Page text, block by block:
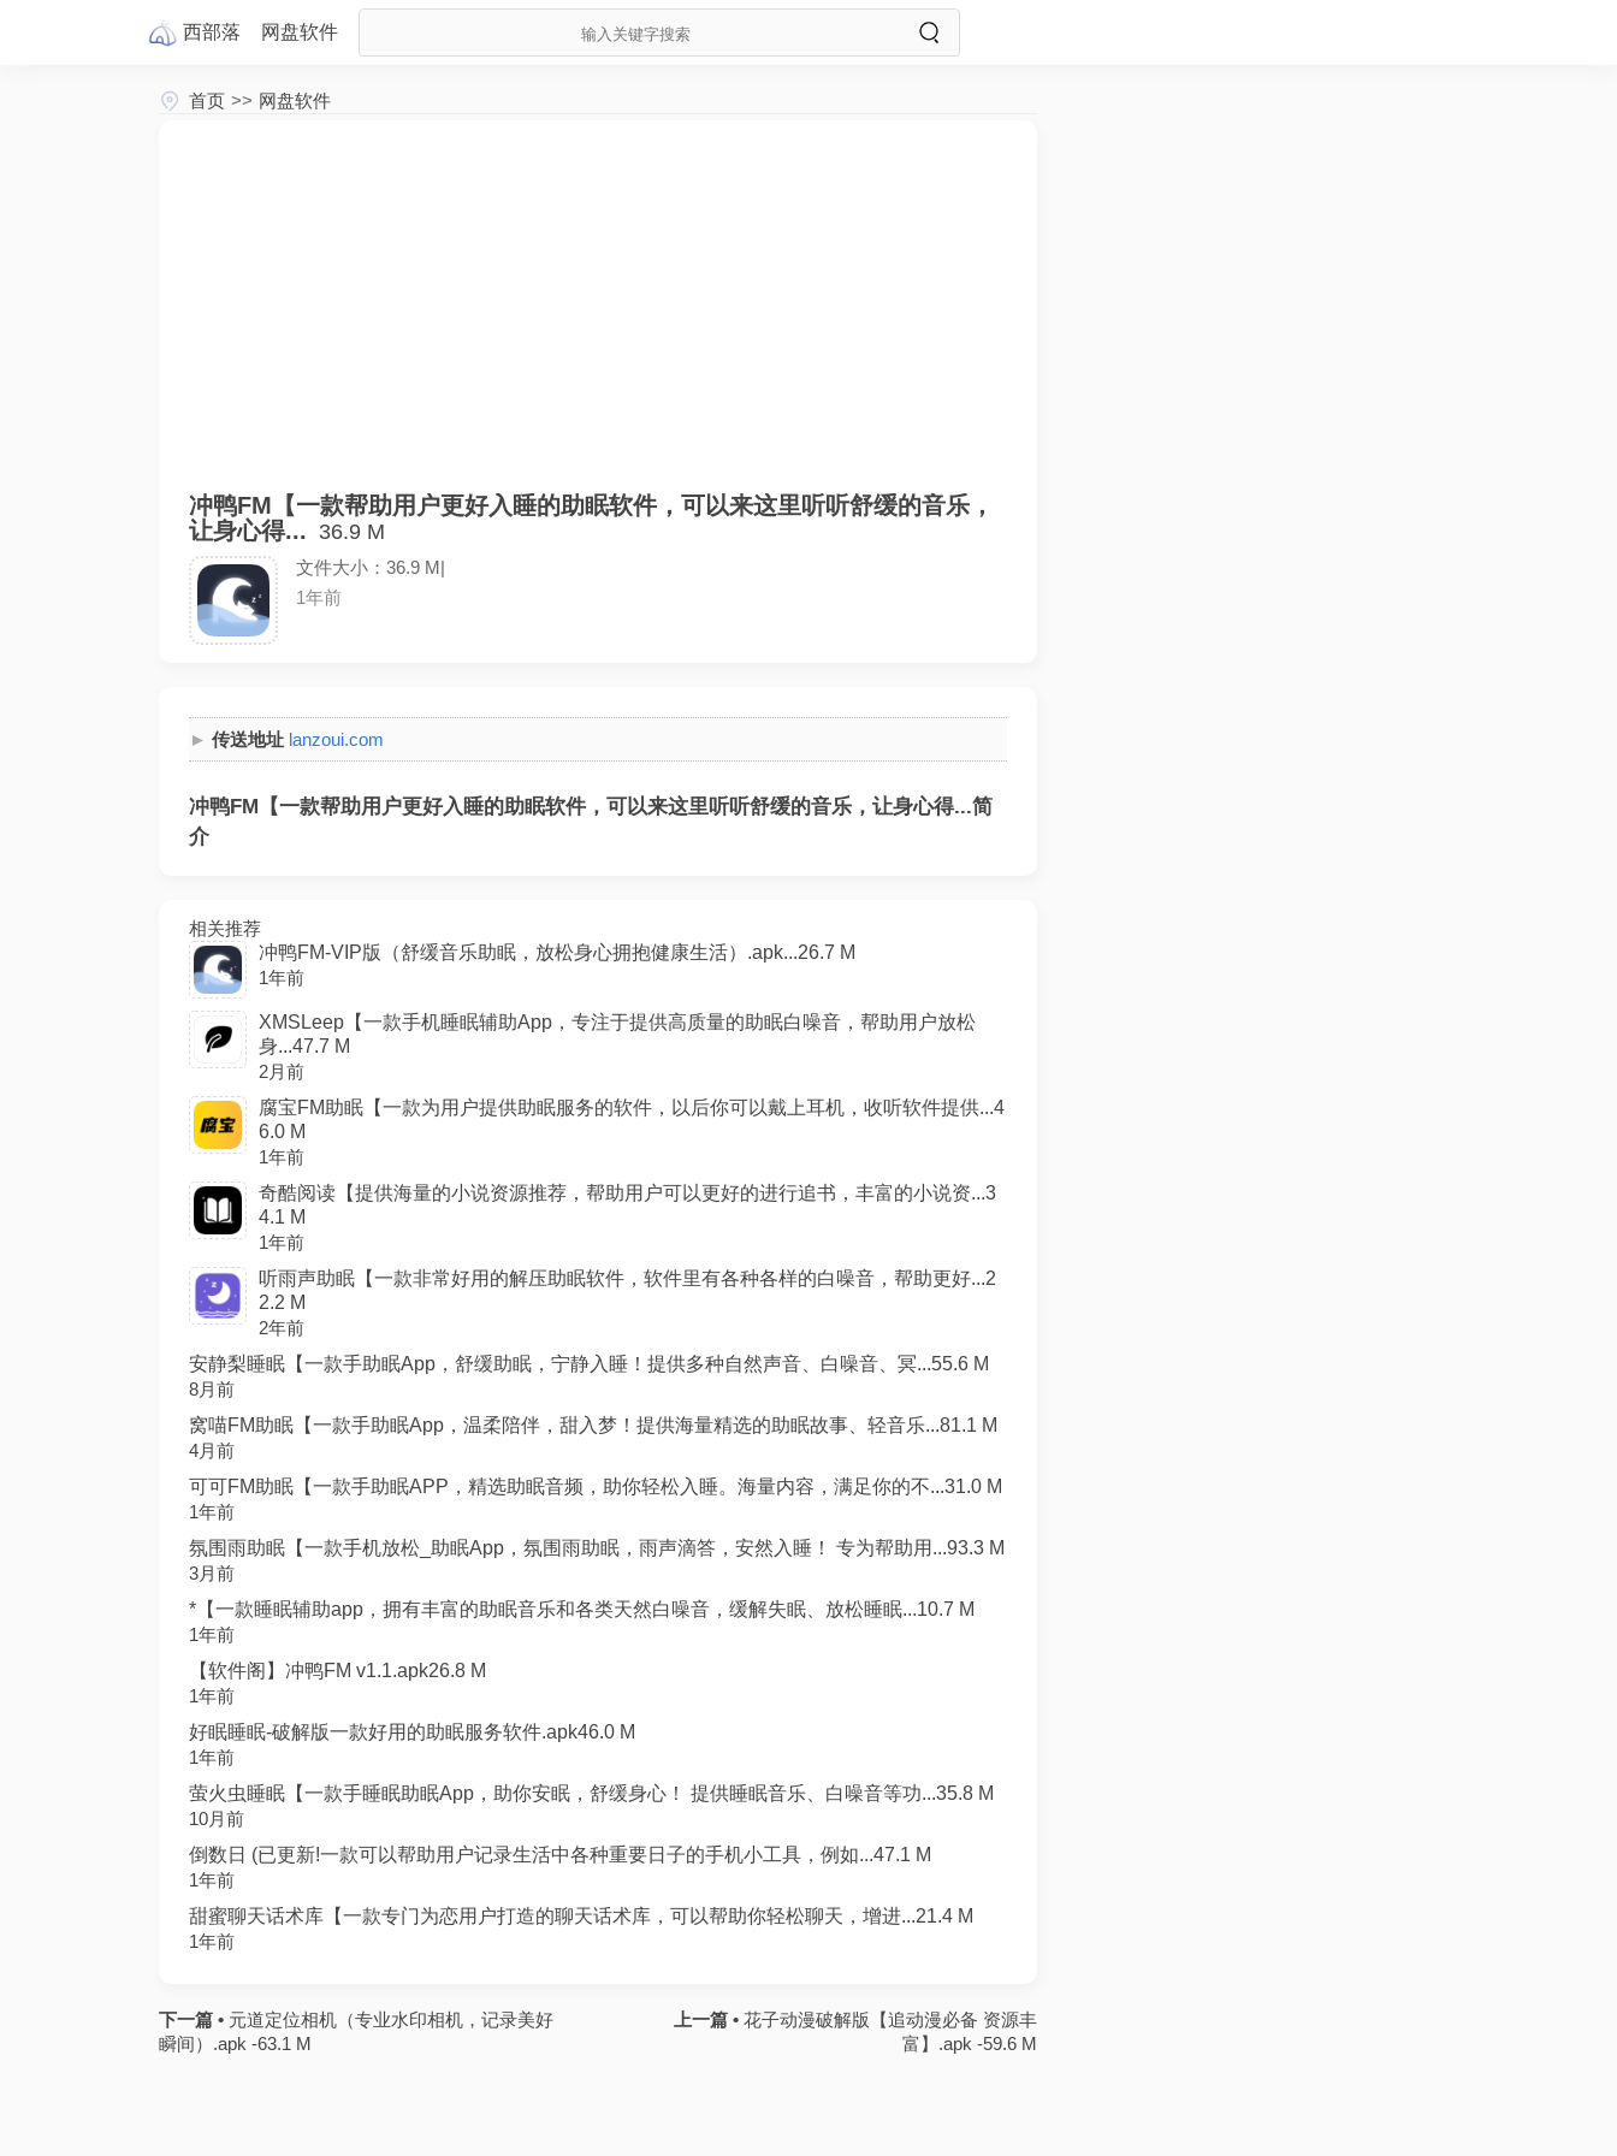
西部落 网盘软件
首页 >> 网盘软件
冲鸭FM【一款帮助用户更好入睡的助眠软件，可以来这里听听舒缓的音乐，
让身心得... 36.9 M
文件大小：36.9 M|
1年前
传送地址 lanzoui.com
冲鸭FM【一款帮助用户更好入睡的助眠软件，可以来这里听听舒缓的音乐，让身心得...简
介
相关推荐
冲鸭FM-VIP版（舒缓音乐助眠，放松身心拥抱健康生活）.apk...26.7 M
1年前
XMSLeep【一款手机睡眠辅助App，专注于提供高质量的助眠白噪音，帮助用户放松
身...47.7 M
2月前
腐宝FM助眠【一款为用户提供助眠服务的软件，以后你可以戴上耳机，收听软件提供...4
6.0 M
1年前
奇酷阅读【提供海量的小说资源推荐，帮助用户可以更好的进行追书，丰富的小说资...3
4.1 M
1年前
听雨声助眠【一款非常好用的解压助眠软件，软件里有各种各样的白噪音，帮助更好...2
2.2 M
2年前
安静梨睡眠【一款手助眠App，舒缓助眠，宁静入睡！提供多种自然声音、白噪音、冥...55.6 M
8月前
窝喵FM助眠【一款手助眠App，温柔陪伴，甜入梦！提供海量精选的助眠故事、轻音乐...81.1 M
4月前
可可FM助眠【一款手助眠APP，精选助眠音频，助你轻松入睡。海量内容，满足你的不...31.0 M
1年前
氛围雨助眠【一款手机放松_助眠App，氛围雨助眠，雨声滴答，安然入睡！ 专为帮助用...93.3 M
3月前
*【一款睡眠辅助app，拥有丰富的助眠音乐和各类天然白噪音，缓解失眠、放松睡眠...10.7 M
1年前
【软件阁】冲鸭FM v1.1.apk26.8 M
1年前
好眠睡眠-破解版一款好用的助眠服务软件.apk46.0 M
1年前
萤火虫睡眠【一款手睡眠助眠App，助你安眠，舒缓身心！ 提供睡眠音乐、白噪音等功...35.8 M
10月前
倒数日 (已更新!一款可以帮助用户记录生活中各种重要日子的手机小工具，例如...47.1 M
1年前
甜蜜聊天话术库【一款专门为恋用户打造的聊天话术库，可以帮助你轻松聊天，增进...21.4 M
1年前
下一篇 • 元道定位相机（专业水印相机，记录美好
瞬间）.apk -63.1 M
上一篇 • 花子动漫破解版【追动漫必备 资源丰
富】.apk -59.6 M